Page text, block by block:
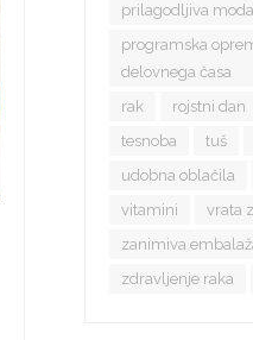
prilagodljiva moda
programska
delovnega časa
rak
rojstni dan
tesnoba
tuš
udobna oblačila
vitamini
vrata
zanimiva
zdravljenje raka